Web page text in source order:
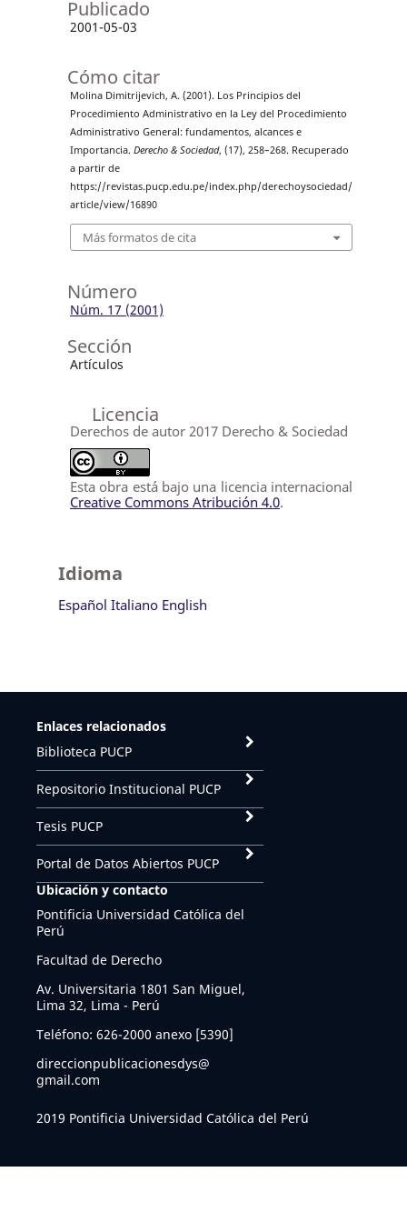
Publicado
2001-05-03
Cómo citar
Molina Dimitrijevich, A. (2001). Los Principios del
Procedimiento Administrativo en la Ley del Procedimiento
Administrativo General: fundamentos, alcances e
Importancia. Derecho & Sociedad, (17), 258–268. Recuperado
a partir de
https://revistas.pucp.edu.pe/index.php/derechoysociedad/
article/view/16890
Más formatos de cita
Número
Núm. 17 (2001)
Sección
Artículos
Licencia
Derechos de autor 2017 Derecho & Sociedad
Esta obra está bajo una licencia internacional
Creative Commons Atribución 4.0.
Idioma
Español Italiano English
Enlaces relacionados
Biblioteca PUCP
Repositorio Institucional PUCP
Tesis PUCP
Portal de Datos Abiertos PUCP
Ubicación y contacto
Pontificia Universidad Católica del
Perú
Facultad de Derecho
Av. Universitaria 1801 San Miguel,
Lima 32, Lima - Perú
Teléfono: 626-2000 anexo [5390]
direccionpublicacionesdys@
gmail.com
2019 Pontificia Universidad Católica del Perú